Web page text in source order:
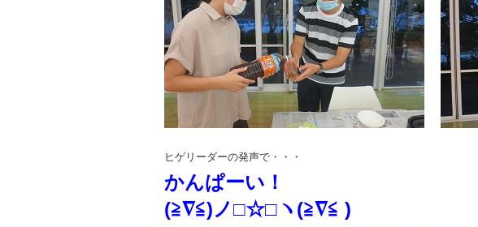
ヒゲリーダーの発声で・・・
かんぱーい！
(≧∇≦)ノ□☆□ヽ(≧∇≦ )